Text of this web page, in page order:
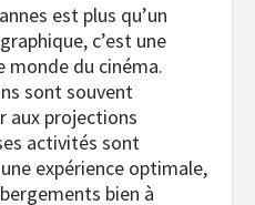
est plus qu’un
c’est une
du cinéma.
sont souvent
aux projections
activités sont
expérience optimale,
bien à